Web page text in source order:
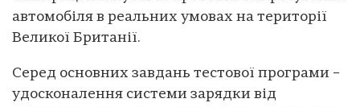
автомобіля в реальних умовах на території
Великої Британії.
Серед основних завдань тестової програми –
удосконалення системи зарядки від